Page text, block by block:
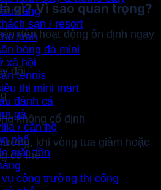
cảng
sạn / resort
lạnh
bóng đá mini
xã hội
tennis
thị mini mart
đánh cá
gà
/ căn hộ
phố
mặt tiền
công trường thi công
gì? Vì sao quan trọng?
đèn hoạt động ổn định ngay
đổi
không cố định
khi vòng tua giảm hoặc
có thể: